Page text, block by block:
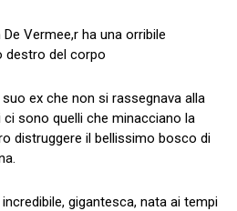
Vermee,r ha una orribile
destro del corpo
ex che non si rassegnava alla
sono quelli che minacciano la
distruggere il bellissimo bosco di
incredibile, gigantesca, nata ai tempi